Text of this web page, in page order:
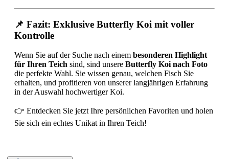
📌 Fazit: Exklusive Butterfly Koi mit voller
Kontrolle
Wenn Sie auf der Suche nach einem besonderen Highlight
für Ihren Teich sind, sind unsere Butterfly Koi nach Foto
die perfekte Wahl. Sie wissen genau, welchen Fisch Sie
erhalten, und profitieren von unserer langjährigen Erfahrung
in der Auswahl hochwertiger Koi.
👉 Entdecken Sie jetzt Ihre persönlichen Favoriten und holen
Sie sich ein echtes Unikat in Ihren Teich!